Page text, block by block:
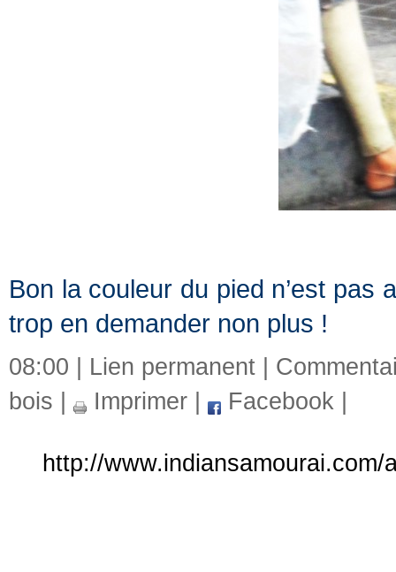
Bon la couleur du pied n’est pas
trop en demander non plus !
08:00 | Lien permanent
bois
Imprimer Facebook
http://